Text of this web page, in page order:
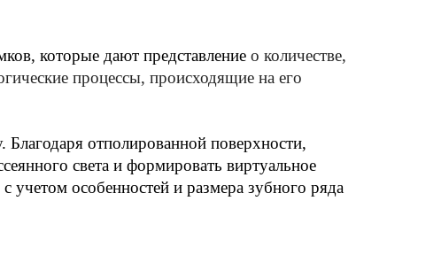
которые дают представление о количестве,
процессы, происходящие на его
отполированной поверхности,
света и формировать виртуальное
особенностей и размера зубного ряда